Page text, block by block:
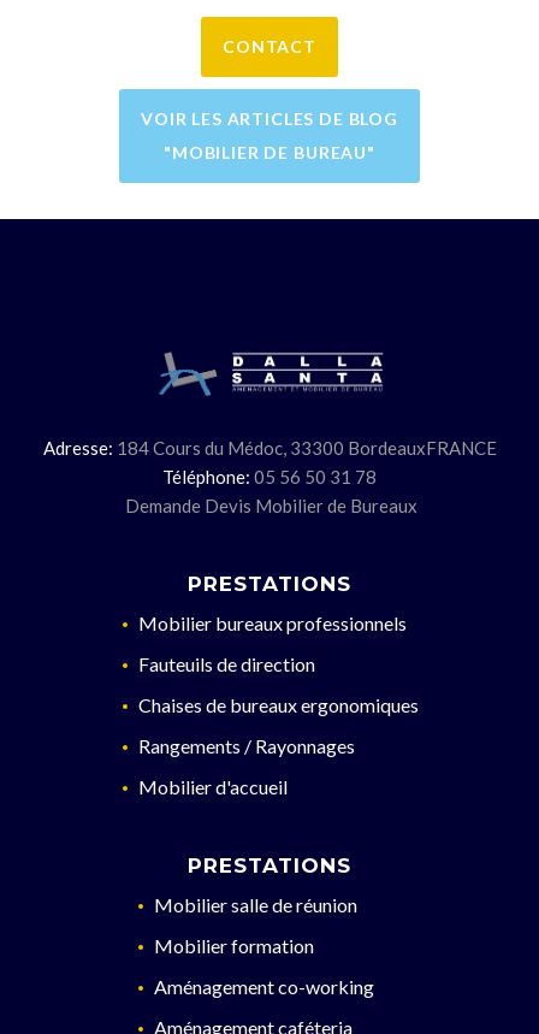
CONTACT
VOIR LES ARTICLES DE BLOG
"MOBILIER DE BUREAU"
Adresse: 184 Cours du Médoc, 33300 BordeauxFRANCE
Téléphone: 05 56 50 31 78
Demande Devis Mobilier de Bureaux
PRESTATIONS
Mobilier bureaux professionnels
Fauteuils de direction
Chaises de bureaux ergonomiques
Rangements / Rayonnages
Mobilier d'accueil
PRESTATIONS
Mobilier salle de réunion
Mobilier formation
Aménagement co-working
Aménagement caféteria